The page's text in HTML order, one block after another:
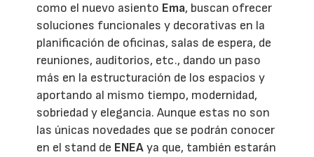
como el nuevo asiento Ema, buscan ofrecer
soluciones funcionales y decorativas en la
planificación de oficinas, salas de espera, de
reuniones, auditorios, etc., dando un paso
más en la estructuración de los espacios y
aportando al mismo tiempo, modernidad,
sobriedad y elegancia. Aunque estas no son
las únicas novedades que se podrán conocer
en el stand de ENEAya que, también estarán